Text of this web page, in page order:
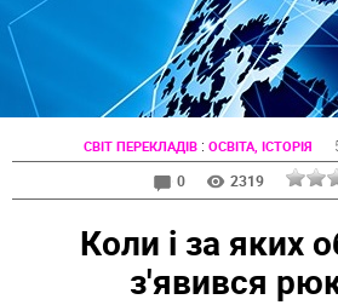
СВІТ ПЕРЕКЛАДІВ : ОСВІТА, ІСТОРІЯ
0
2319
Коли і за яких
з'явився